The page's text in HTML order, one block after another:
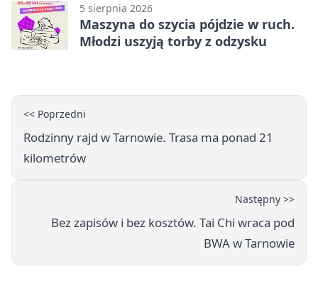
5 sierpnia 2026
Maszyna do szycia pójdzie w ruch.
Młodzi uszyją torby z odzysku
<< Poprzedni
Rodzinny rajd w Tarnowie. Trasa ma ponad 21
kilometrów
Następny >>
Bez zapisów i bez kosztów. Tai Chi wraca pod
BWA w Tarnowie